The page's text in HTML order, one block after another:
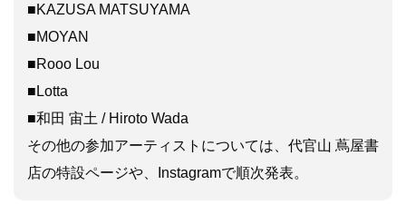
■KAZUSA MATSUYAMA
■MOYAN
■Rooo Lou
■Lotta
■和田 宙土 / Hiroto Wada
その他の参加アーティストについては、代官山 蔦屋書
店の特設ページや、Instagramで順次発表。